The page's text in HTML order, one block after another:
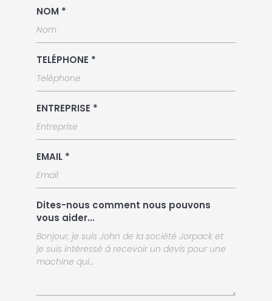
NOM *
TELÉPHONE *
ENTREPRISE *
EMAIL *
Dites-nous comment nous pouvons
vous aider...